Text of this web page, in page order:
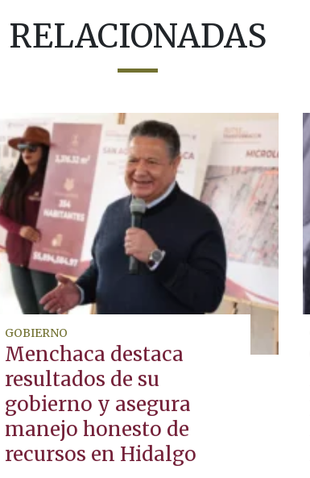
RELACIONADAS
GOBIERNO
Menchaca destaca
resultados de su
gobierno y asegura
manejo honesto de
recursos en Hidalgo